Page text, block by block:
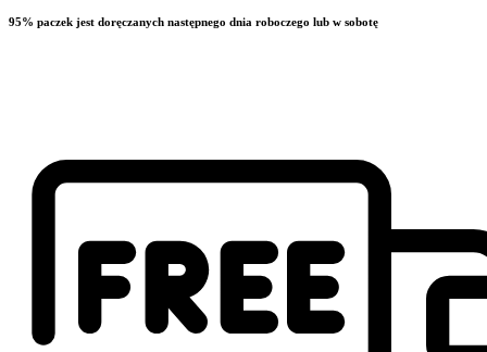
95% paczek jest doręczanych następnego dnia roboczego lub w sobotę